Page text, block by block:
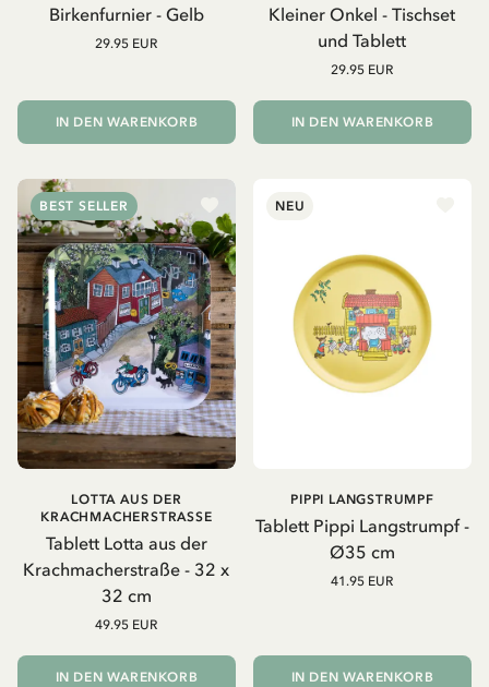
Birkenfurnier - Gelb
29.95 EUR
IN DEN WARENKORB
Kleiner Onkel - Tischset
und Tablett
29.95 EUR
IN DEN WARENKORB
BEST SELLER
Tablett Lotta aus der
Krachmacherstraße - 32 x
32 cm
LOTTA AUS DER
KRACHMACHERSTRASSE
49.95 EUR
IN DEN WARENKORB
NEU
Tablett Pippi Langstrumpf -
Ø35 cm
PIPPI LANGSTRUMPF
41.95 EUR
IN DEN WARENKORB